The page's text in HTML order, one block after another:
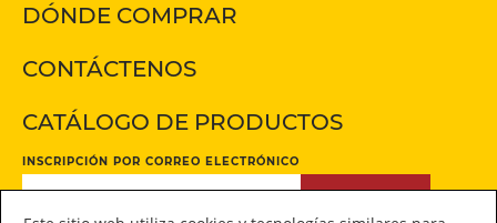
DÓNDE COMPRAR
CONTÁCTENOS
CATÁLOGO DE PRODUCTOS
INSCRIPCIÓN POR CORREO ELECTRÓNICO